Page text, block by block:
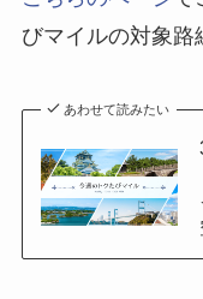
びマイルの対象路
あわせて読みたい